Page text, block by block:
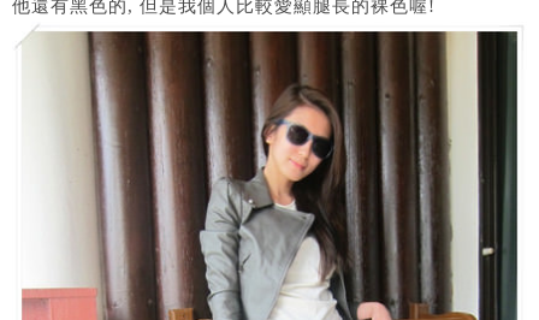
他還有黑色的, 但是我個人比較愛顯腿長的裸色喔!